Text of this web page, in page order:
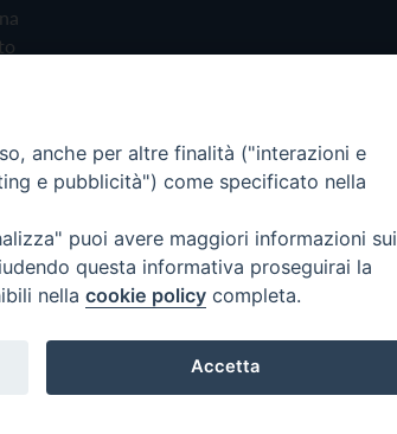
anche per altre finalità ("interazioni e
e pubblicità") come specificato nella
puoi avere maggiori informazioni sui
questa informativa proseguirai la
nella cookie policy completa.
Accetta